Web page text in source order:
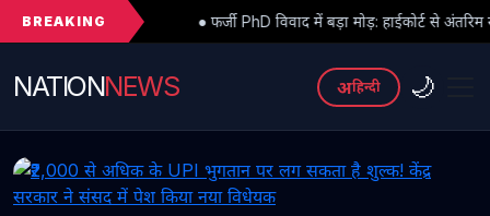
BREAKING
● फर्जी PhD विवाद में बड़ा मोड़: हाईकोर्ट से अंतरिम राहत के बाद 3 असिस्टेंट
NATIONNEWS अहिन्दी 🌙